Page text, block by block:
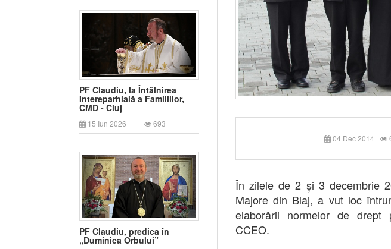
PF Claudiu, la Întâlnirea
Intereparhială a Familiilor,
CMD - Cluj
15 Iun 2026 693
PF Claudiu, predica în
„Duminica Orbului”
04 Dec 2014
În zilele de 2 și 3 decembrie
Majore din Blaj, a vut loc
elaborării normelor de drept
CCEO.